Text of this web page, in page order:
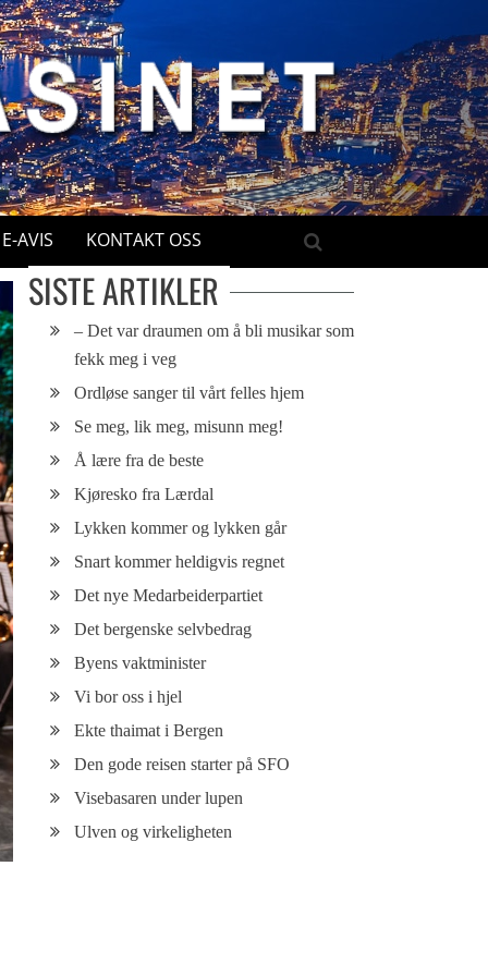
E-AVIS KONTAKT OSS
SISTE ARTIKLER
– Det var draumen om å bli musikar som
fekk meg i veg
Ordløse sanger til vårt felles hjem
Se meg, lik meg, misunn meg!
Å lære fra de beste
Kjøresko fra Lærdal
Lykken kommer og lykken går
Snart kommer heldigvis regnet
Det nye Medarbeiderpartiet
Det bergenske selvbedrag
Byens vaktminister
Vi bor oss i hjel
Ekte thaimat i Bergen
Den gode reisen starter på SFO
Visebasaren under lupen
Ulven og virkeligheten